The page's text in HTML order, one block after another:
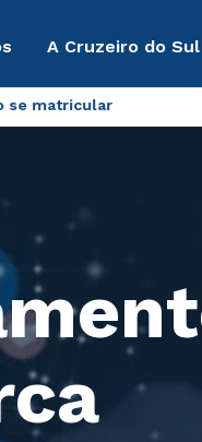
A Cruzeiro do
se matricular